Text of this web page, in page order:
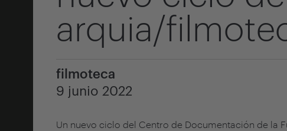
arquia/
filmoteca
9 junio 2022
Un nuevo ciclo del Centro de Documentación de la